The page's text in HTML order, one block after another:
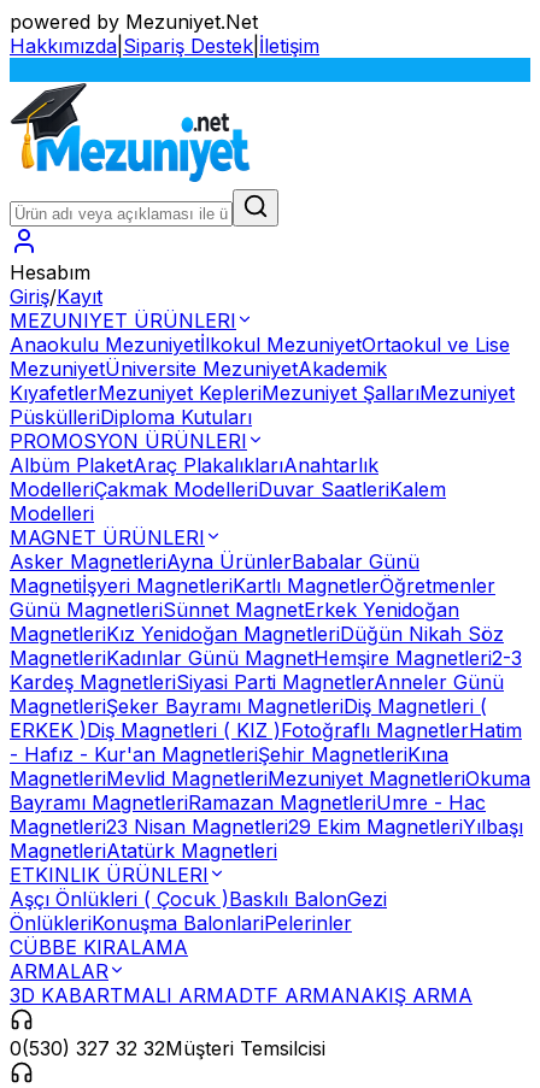
powered by Mezuniyet.Net
Hakkımızda Sipariş Destek İletişim
Hesabım
Giriş/Kayıt
MEZUNIYET ÜRÜNLERI
Anaokulu Mezuniyetİlkokul MezuniyetOrtaokul ve Lise
MezuniyetÜniversite MezuniyetAkademik
KıyafetlerMezuniyet KepleriMezuniyet ŞallarıMezuniyet
PüskülleriDiploma Kutuları
PROMOSYON ÜRÜNLERI
Albüm PlaketAraç PlakalıklarıAnahtarlık
ModelleriÇakmak ModelleriDuvar SaatleriKalem
Modelleri
MAGNET ÜRÜNLERI
Asker MagnetleriAyna ÜrünlerBabalar Günü
Magnetiİşyeri MagnetleriKartlı MagnetlerÖğretmenler
Günü MagnetleriSünnet MagnetErkek Yenidoğan
MagnetleriKız Yenidoğan MagnetleriDüğün Nikah Söz
MagnetleriKadınlar Günü MagnetHemşire Magnetleri2-3
Kardeş MagnetleriSiyasi Parti MagnetlerAnneler Günü
MagnetleriŞeker Bayramı MagnetleriDiş Magnetleri (
ERKEK )Diş Magnetleri ( KIZ )Fotoğraflı MagnetlerHatim
- Hafız - Kur'an MagnetleriŞehir MagnetleriKına
MagnetleriMevlid MagnetleriMezuniyet MagnetleriOkuma
Bayramı MagnetleriRamazan MagnetleriUmre - Hac
Magnetleri23 Nisan Magnetleri29 Ekim MagnetleriYılbaşı
MagnetleriAtatürk Magnetleri
ETKINLIK ÜRÜNLERI
Aşçı Önlükleri ( Çocuk )Baskılı BalonGezi
ÖnlükleriKonuşma BalonlariPelerinler
CÜBBE KIRALAMA
ARMALAR
3D KABARTMALI ARMADTF ARMANAKIŞ ARMA
0(530) 327 32 32Müşteri Temsilcisi